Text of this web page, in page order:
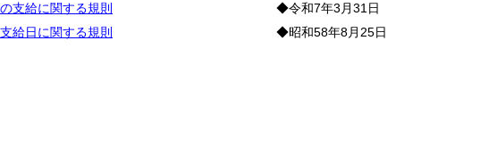
支給に関する規則
◆令和7年3月31日
給日に関する規則
◆昭和58年8月25日